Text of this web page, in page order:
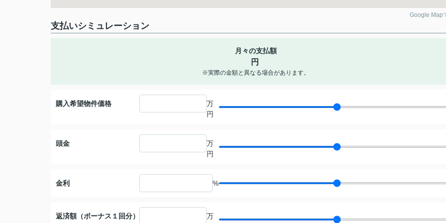
Google Map
支払いシミュレーション
月々の支払額
円
※実際の金額と異なる場合があります。
購入希望物件価格
万
円
頭金
万
円
金利 %
返済額（ボーナス１回分）
万